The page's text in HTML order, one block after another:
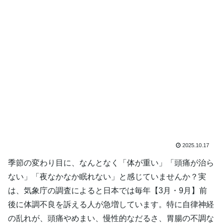
2025.10.17
季節の変わり目に、なんとなく「体が重い」「頭痛が治ら
ない」「夜なかなか眠れない」と感じていませんか？実
は、気象庁の調査によると日本では毎年【3月・9月】前
後に体調不良を訴える人が急増しています。特に自律神経
の乱れが、頭痛やめまい、慢性的なだるさ、胃腸の不調な